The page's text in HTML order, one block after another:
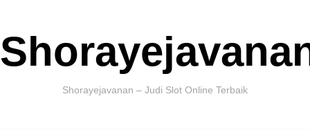
to
content
Shorayejavanan – Judi Slot Online Terbaik